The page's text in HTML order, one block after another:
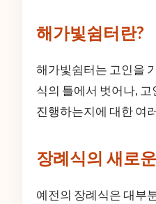
해가빛쉼터란?
해가빛쉼터는 고인을
식의 틀에서 벗어나,
진행하는지에 대한 여
장례식의 새로
예전의 장례식은 대부